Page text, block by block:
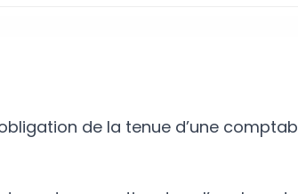
de la tenue d’une